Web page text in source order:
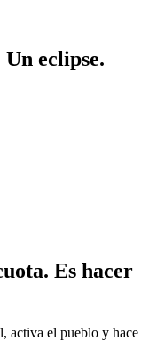
eclipse.
Es hacer
activa el pueblo y hace